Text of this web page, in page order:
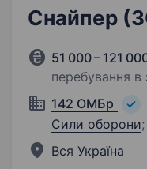
Снайпер
51 000 – 121
перебування в
142 ОМБр
Сили оборони;
Вся Україна